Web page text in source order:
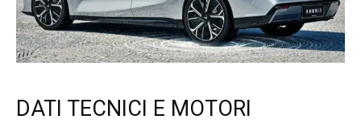
DATI TECNICI E MOTORI